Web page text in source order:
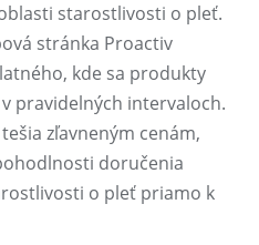
starostlivosti o pleť.
stránka Proactiv
​​kde sa produkty
pravidelných intervaloch.
zľavneným cenám,
doručenia
o pleť priamo k